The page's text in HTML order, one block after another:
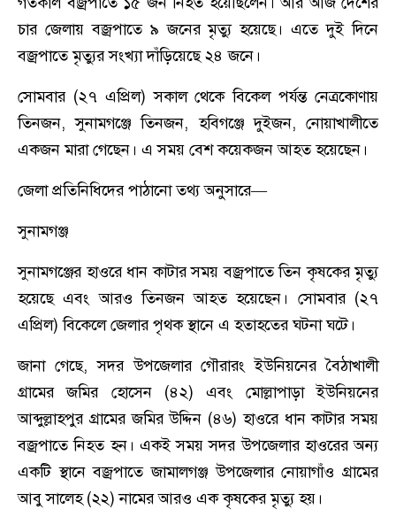
চার জেলায় বজ্রপাতে ৯ জনের মৃত্যু হয়েছে। এতে দুই দিনে
বজ্রপাতে মৃত্যুর সংখ্যা দাঁড়িয়েছে ২৪ জনে।
সোমবার (২৭ এপ্রিল) সকাল থেকে বিকেল পর্যন্ত নেত্রকোণায়
তিনজন, সুনামগঞ্জে তিনজন, হবিগঞ্জে দুইজন, নোয়াখালীতে
একজন মারা গেছেন। এ সময় বেশ কয়েকজন আহত হয়েছেন।
জেলা প্রতিনিধিদের পাঠানো তথ্য অনুসারে—
সুনামগঞ্জ
সুনামগঞ্জের হাওরে ধান কাটার সময় বজ্রপাতে তিন কৃষকের মৃত্যু
হয়েছে এবং আরও তিনজন আহত হয়েছেন। সোমবার (২৭
এপ্রিল) বিকেলে জেলার পৃথক স্থানে এ হতাহতের ঘটনা ঘটে।
জানা গেছে, সদর উপজেলার গৌরারং ইউনিয়নের বৈঠাখালী
গ্রামের জমির হোসেন (৪২) এবং মোল্লাপাড়া ইউনিয়নের
আব্দুল্লাহপুর গ্রামের জমির উদ্দিন (৪৬) হাওরে ধান কাটার সময়
বজ্রপাতে নিহত হন। একই সময় সদর উপজেলার হাওরের অন্য
একটি স্থানে বজ্রপাতে জামালগঞ্জ উপজেলার নোয়াগাঁও গ্রামের
আবু সালেহ (২২) নামের আরও এক কৃষকের মৃত্যু হয়।